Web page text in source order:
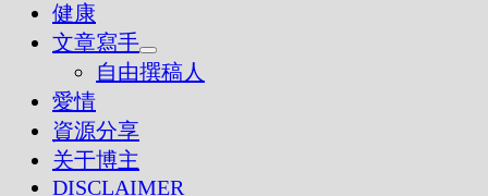
健康
文章寫手
Show
sub
自由撰稿人
愛情
資源分享
关于博主
DISCLAIMER